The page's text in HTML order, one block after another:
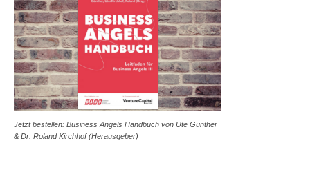
Jetzt bestellen: Business Angels Handbuch von Ute Günther
& Dr. Roland Kirchhof (Herausgeber)